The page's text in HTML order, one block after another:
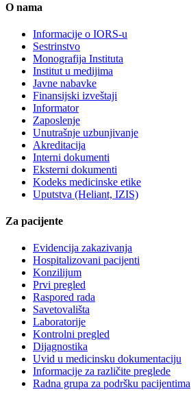
O nama
Informacije o IORS-u
Sestrinstvo
Monografija Instituta
Institut u medijima
Javne nabavke
Finansijski izveštaji
Informator
Zaposlenje
Unutrašnje uzbunjivanje
Akreditacija
Interni dokumenti
Eksterni dokumenti
Kodeks medicinske etike
Uputstva (Heliant, IZIS)
Za pacijente
Evidencija zakazivanja
Hospitalizovani pacijenti
Konzilijum
Prvi pregled
Raspored rada
Savetovališta
Laboratorije
Kontrolni pregled
Dijagnostika
Uvid u medicinsku dokumentaciju
Informacije za različite preglede
Radna grupa za podršku pacijentima